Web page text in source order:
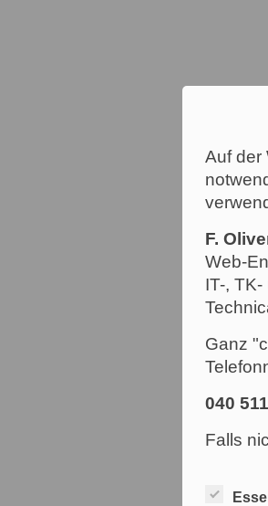
Auf der
F.
Web-
IT-,
Ganz
040
Falls